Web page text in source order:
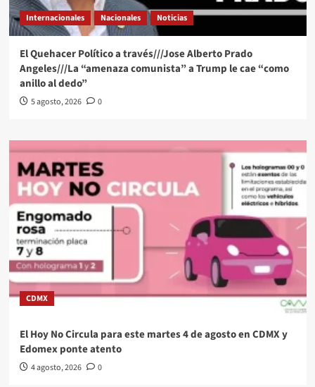
Internacionales Nacionales Noticias
El Quehacer Político a través///Jose Alberto Prado
Angeles///La “amenaza comunista” a Trump le cae “como
anillo al dedo”
5 agosto, 2026 0
CDMX
El Hoy No Circula para este martes 4 de agosto en CDMX y
Edomex ponte atento
4 agosto, 2026 0